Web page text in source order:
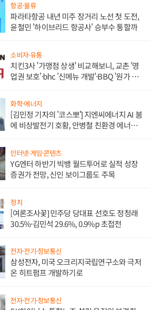
항공·물류
파라타항공 내년 미주 장거리 노선 첫 도전,
윤철민 '하이브리드 항공사' 승부수 통할까
소비자·유통
치킨3사 '가맹점 상생' 비교해보니, 교촌 '영
업권 보호'·bhc '신메뉴 개발'·BBQ '원가 부
화학·에너지
[김민정 기자의 '코스뽀'] 지엔씨에너지 AI 붐
에 비상발전기 호황, 안병철 친환경 에너지
인터넷·게임·콘텐츠
YG엔터 하반기 빅뱅 월드투어로 실적 성장
증권가 전망, 신인 보이그룹도 주목
정치
[여론조사꽃] 민주당 당대표 선호도 정청래
30.5%·김민석 29.6%, 0.9%p 초접전
전자·전기·정보통신
삼성전자, 미국 오크리지국립연구소와 극저
온 히트펌프 개발하기로
전자·전기·정보통신